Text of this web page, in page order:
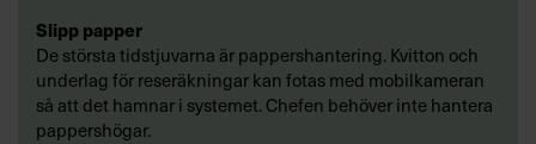
Slipp papper
De största tidstjuvarna är pappershantering. Kvitton och
underlag för reseräkningar kan fotas med mobilkameran
så att det hamnar i systemet. Chefen behöver inte hantera
pappershögar.